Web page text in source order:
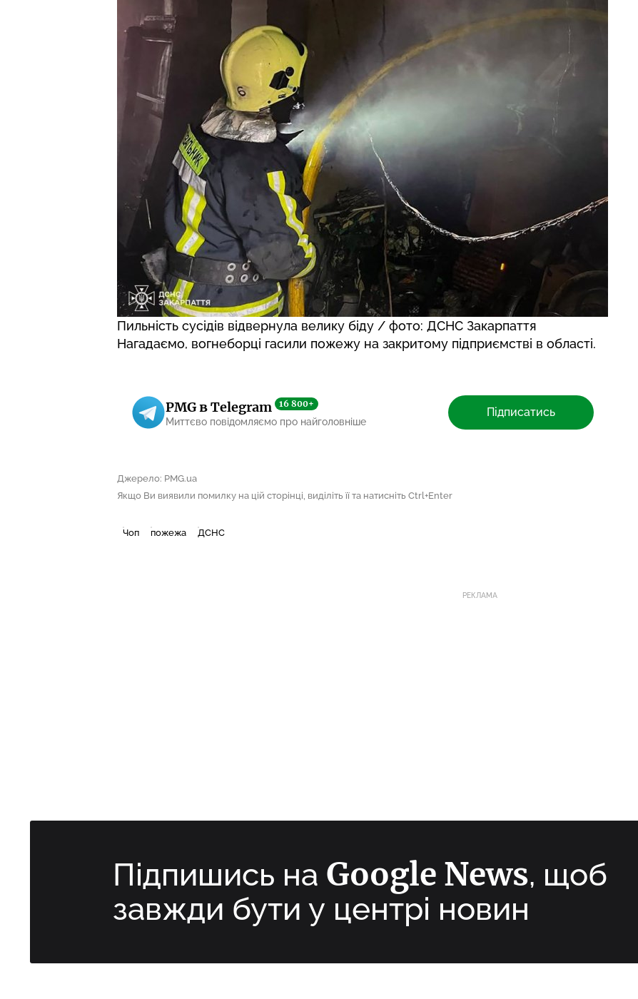
Пильність сусідів відвернула велику біду / фото: ДСНС Закарпаття
Нагадаємо, вогнеборці гасили пожежу на закритому підприємстві в області.
PMG в Telegram 16 800+
Миттєво повідомляємо про найголовніше
Підписатись
Джерело: PMG.ua
Якщо Ви виявили помилку на цій сторінці, виділіть її та натисніть Ctrl+Enter
Чоп пожежа ДСНС
РЕКЛАМА
Підпишись на Google News, щоб
завжди бути у центрі новин